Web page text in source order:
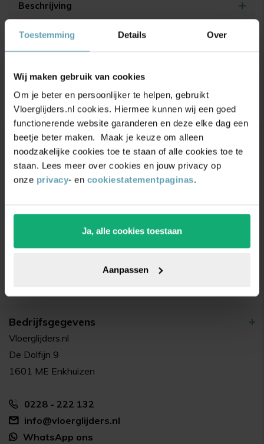
Toestemming Details Over
Wij maken gebruik van cookies
Om je beter en persoonlijker te helpen, gebruikt
Vloerglijders.nl cookies. Hiermee kunnen wij een goed
functionerende website garanderen en deze elke dag een
beetje beter maken. Maak je keuze om alleen
noodzakelijke cookies toe te staan of alle cookies toe te
staan. Lees meer over cookies en jouw privacy op
onze privacy- en cookiestatementpaginas.
Ja, alle cookies toestaan
Aanpassen
Beschrijving
Maatvoering
4.9/5 (17.500+ reviews)
Uniekekortingsacties en
inspiratieontvangen?
je eerste bestelling.
Bedrijfsgegevens
Vloerglijders.nl
De Dolfijn 9
1601 ME Enkhuizen
0228 - 222 132
info@vloerglijders.nl
WhatsApp ons